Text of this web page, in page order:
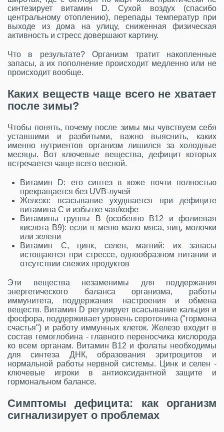
синтезирует витамин D. Сухой воздух (спасибо
центральному отоплению), перепады температур при
выходе из дома на улицу, сниженная физическая
активность и стресс довершают картину.
Что в результате? Организм тратит накопленные
запасы, а их пополнение происходит медленно или не
происходит вообще.
Каких веществ чаще всего не хватает
после зимы?
Чтобы понять, почему после зимы мы чувствуем себя
уставшими и разбитыми, важно выяснить, каких
именно нутриентов организм лишился за холодные
месяцы. Вот ключевые вещества, дефицит которых
встречается чаще всего весной.
Витамин D: его синтез в коже почти полностью
прекращается без UVB-лучей
Железо: всасывание ухудшается при дефиците
витамина C и избытке чая/кофе
Витамины группы B
(особенно B12 и фолиевая
кислота B9): если в меню мало мяса, яиц, молочки
или зелени
Витамин C, цинк, селен, магний: их запасы
истощаются при стрессе, однообразном питании и
отсутствии свежих продуктов
Эти вещества незаменимы для поддержания
энергетического баланса организма, работы
иммунитета, поддержания настроения и обмена
веществ. Витамин D регулирует всасывание кальция и
фосфора, поддерживает уровень серотонина ("гормона
счастья") и работу иммунных клеток. Железо входит в
состав гемоглобина - главного переносчика кислорода
ко всем органам. Витамин B12 и фолаты необходимы
для синтеза ДНК, образования эритроцитов и
нормальной работы нервной системы. Цинк и селен -
ключевые игроки в антиоксидантной защите и
гормональном балансе.
Симптомы дефицита: как организм
сигнализирует о проблемах